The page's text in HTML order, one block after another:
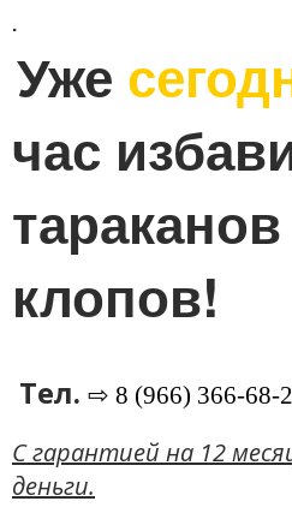
.
Уже
час
клопов!
Тел. ⇨ 8 (966) 366-68-
C гарантией на 12
деньги.